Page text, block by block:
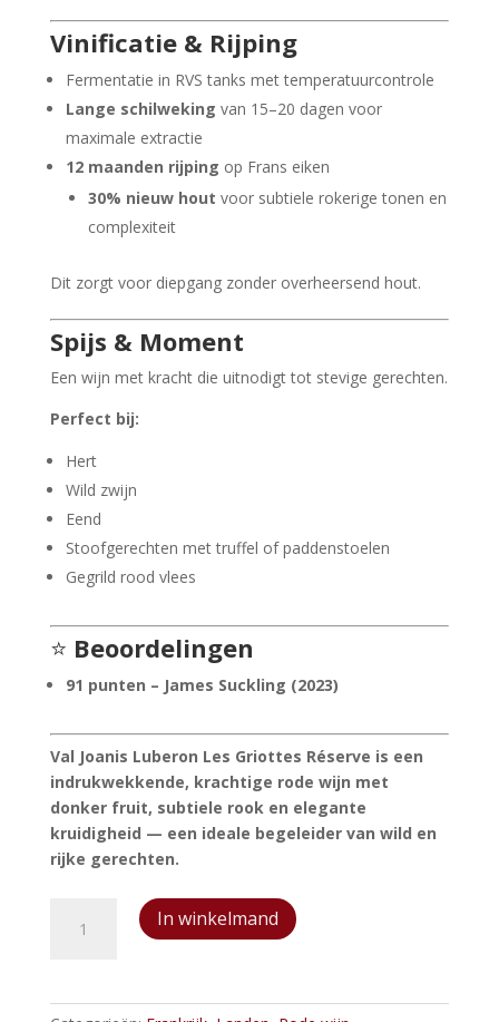
Vinificatie & Rijping
Fermentatie in RVS tanks met temperatuurcontrole
Lange schilweking van 15–20 dagen voor
maximale extractie
12 maanden rijping op Frans eiken
30% nieuw hout voor subtiele rokerige tonen en
complexiteit
Dit zorgt voor diepgang zonder overheersend hout.
Spijs & Moment
Een wijn met kracht die uitnodigt tot stevige gerechten.
Perfect bij:
Hert
Wild zwijn
Eend
Stoofgerechten met truffel of paddenstoelen
Gegrild rood vlees
⭐ Beoordelingen
91 punten – James Suckling (2023)
Val Joanis Luberon Les Griottes Réserve is een
indrukwekkende, krachtige rode wijn met
donker fruit, subtiele rook en elegante
kruidigheid — een ideale begeleider van wild en
rijke gerechten.
Joanis
In winkelmand